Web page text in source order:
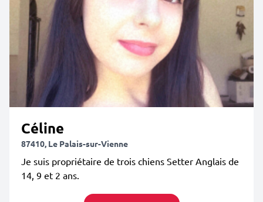
Céline
87410, Le Palais-sur-Vienne
Je suis propriétaire de trois chiens Setter Anglais de
14, 9 et 2 ans.